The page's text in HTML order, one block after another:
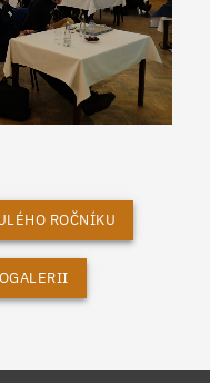
ROČNÍKU